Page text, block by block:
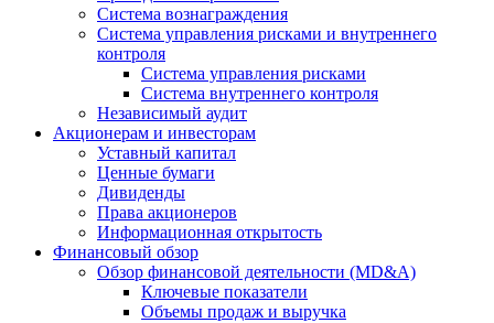
Система вознаграждения
Система управления рисками и внутреннего
контроля
Система управления рисками
Система внутреннего контроля
Независимый аудит
Акционерам и инвесторам
Уставный капитал
Ценные бумаги
Дивиденды
Права акционеров
Информационная открытость
Финансовый обзор
Обзор финансовой деятельности (MD&A)
Ключевые показатели
Объемы продаж и выручка